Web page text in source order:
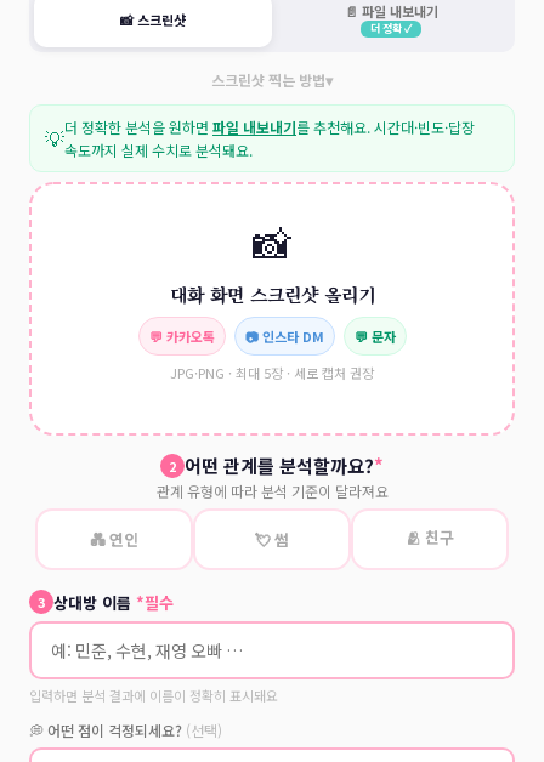
📸 스크린샷 📄 파일 내보내기
더 정확 ✓
스크린샷 찍는 방법▾
💡더 정확한 분석을 원하면 파일 내보내기를 추천해요. 시간대·빈도·답장
속도까지 실제 수치로 분석돼요.
📸
대화 화면 스크린샷 올리기
💬 카카오톡 📷 인스타 DM
💬 문자
JPG·PNG · 최대 5장 · 세로 캡처 권장
2 어떤 관계를 분석할까요?*
관계 유형에 따라 분석 기준이 달라져요
💑 연인 💘 썸 🫂 친구
3 상대방 이름 *필수
입력하면 분석 결과에 이름이 정확히 표시돼요
💭 어떤 점이 걱정되세요? (선택)